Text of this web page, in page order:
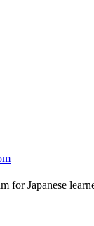
for Japanese